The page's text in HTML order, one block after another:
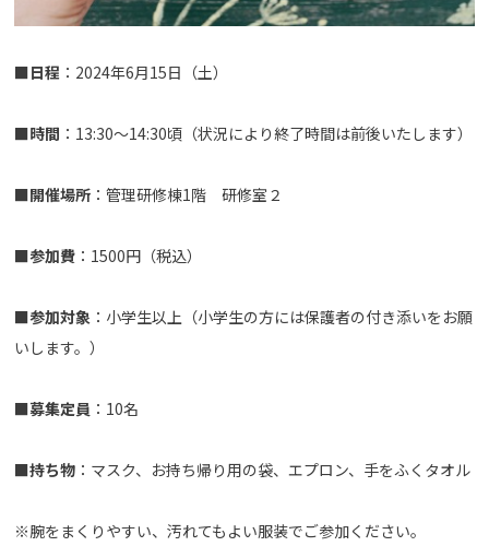
■日程 ：2024年6月15日（土）
■時間 ：13:30～14:30頃（状況により終了時間は前後いたします）
■開催場所 ：管理研修棟1階 研修室２
■参加費 ：1500円（税込）
■参加対象 ：小学生以上（小学生の方には保護者の付き添いをお願
いします。）
■募集定員 ：10名
■持ち物 ：マスク、お持ち帰り用の袋、エプロン、手をふくタオル
※腕をまくりやすい、汚れてもよい服装でご参加ください。